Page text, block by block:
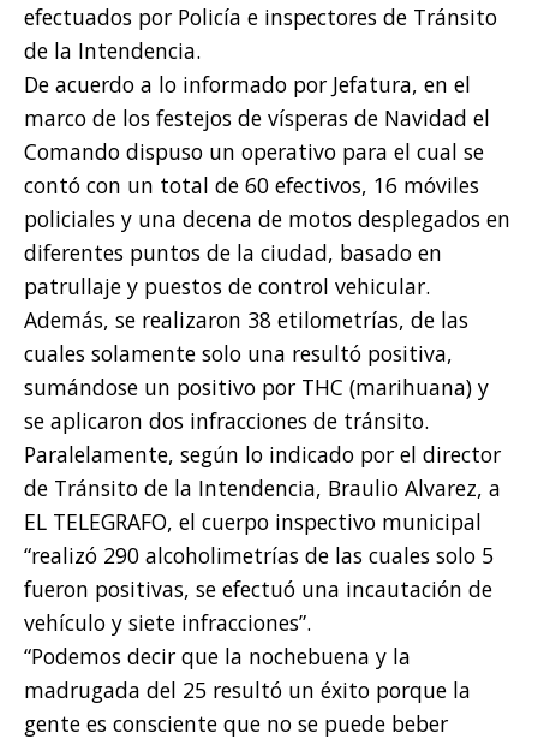
efectuados por Policía e inspectores de Tránsito
de la Intendencia.
De acuerdo a lo informado por Jefatura, en el
marco de los festejos de vísperas de Navidad el
Comando dispuso un operativo para el cual se
contó con un total de 60 efectivos, 16 móviles
policiales y una decena de motos desplegados en
diferentes puntos de la ciudad, basado en
patrullaje y puestos de control vehicular.
Además, se realizaron 38 etilometrías, de las
cuales solamente solo una resultó positiva,
sumándose un positivo por THC (marihuana) y
se aplicaron dos infracciones de tránsito.
Paralelamente, según lo indicado por el director
de Tránsito de la Intendencia, Braulio Alvarez, a
EL TELEGRAFO, el cuerpo inspectivo municipal
“realizó 290 alcoholimetrías de las cuales solo 5
fueron positivas, se efectuó una incautación de
vehículo y siete infracciones”.
“Podemos decir que la nochebuena y la
madrugada del 25 resultó un éxito porque la
gente es consciente que no se puede beber